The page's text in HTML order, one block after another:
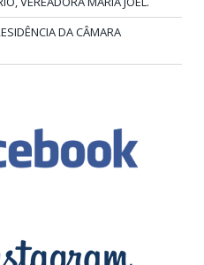
DA CÂMARA